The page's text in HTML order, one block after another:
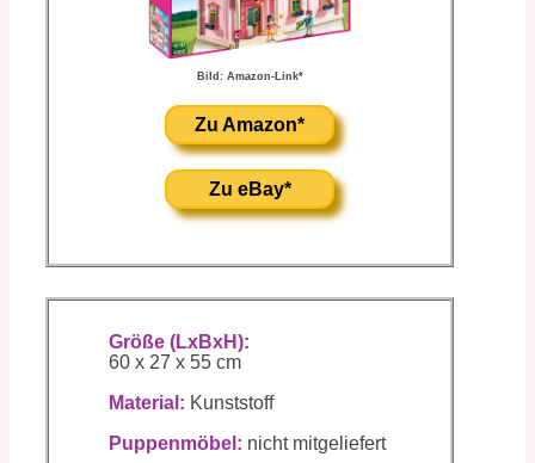
Bild: Amazon-Link*
Zu Amazon*
Zu eBay*
Größe (LxBxH):
60 x 27 x 55 cm
Material: Kunststoff
Puppenmöbel: nicht mitgeliefert